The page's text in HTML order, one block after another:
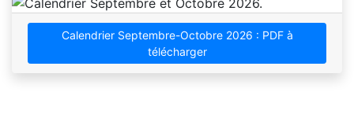
Calendrier Septembre-Octobre 2026 : PDF à
télécharger